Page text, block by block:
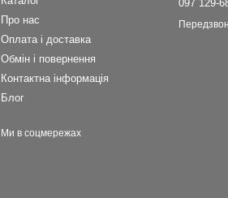
Про нас
Оплата і доставка
Обмін і повернення
Контактна інформація
Блог
Ми в соцмережах
097 129-